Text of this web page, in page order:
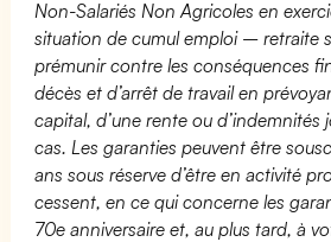
Non-Salariés Non Agricoles en
situation de cumul emploi – retraite
prémunir contre les conséquences
décès et d’arrêt de travail en
capital, d’une rente ou d’indemnités
cas. Les garanties peuvent être
ans sous réserve d’être en activité
cessent, en ce qui concerne les
70e anniversaire et, au plus tard, à